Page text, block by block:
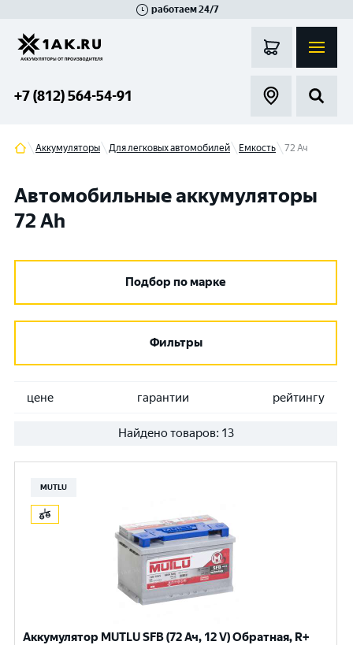
работаем 24/7
+7 (812) 564-54-91
Аккумуляторы Для легковых автомобилей Емкость 72 Ач
Автомобильные аккумуляторы
72 Ah
Подбор по марке
Фильтры
цене гарантии рейтингу
Найдено товаров: 13
MUTLU
Аккумулятор MUTLU SFB (72 Ач, 12 V) Обратная, R+
Гатчина